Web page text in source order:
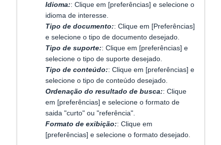
Idioma:: Clique em [preferências] e selecione o
idioma de interesse.
Tipo de documento:: Clique em [Preferências]
e selecione o tipo de documento desejado.
Tipo de suporte:: Clique em [preferências] e
selecione o tipo de suporte desejado.
Tipo de conteúdo:: Clique em [preferências] e
selecione o tipo de conteúdo desejado.
Ordenação do resultado de busca:: Clique
em [preferências] e selecione o formato de
saida "curto" ou "referência".
Formato de exibição:: Clique em
[preferências] e selecione o formato desejado.